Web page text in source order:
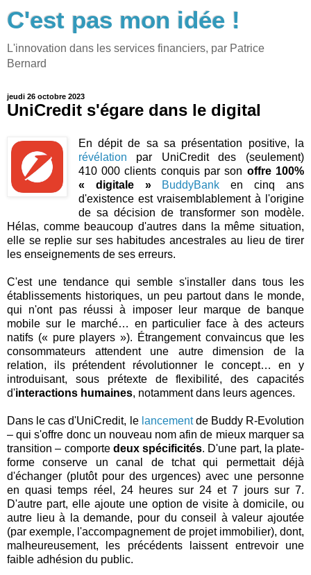
C'est pas mon idée !
L'innovation dans les services financiers, par Patrice
Bernard
jeudi 26 octobre 2023
UniCredit s'égare dans le digital
En dépit de sa sa présentation positive, la
révélation par UniCredit des (seulement)
410 000 clients conquis par son offre 100%
« digitale »
BuddyBank en cinq ans
d'existence est vraisemblablement à l'origine
de sa décision de transformer son modèle.
Hélas, comme beaucoup d'autres dans la même situation,
elle se replie sur ses habitudes ancestrales au lieu de tirer
les enseignements de ses erreurs.
C'est une tendance qui semble s'installer dans tous les
établissements historiques, un peu partout dans le monde,
qui n'ont pas réussi à imposer leur marque de banque
mobile sur le marché… en particulier face à des acteurs
natifs (« pure players »). Étrangement convaincus que les
consommateurs attendent une autre dimension de la
relation, ils prétendent révolutionner le concept… en y
introduisant, sous prétexte de flexibilité, des capacités
d'interactions humaines, notamment dans leurs agences.
Dans le cas d'UniCredit, le lancementde Buddy R-Evolution
– qui s'offre donc un nouveau nom afin de mieux marquer sa
transition – comporte deux spécificités. D'une part, la plate-
forme conserve un canal de tchat qui permettait déjà
d'échanger (plutôt pour des urgences) avec une personne
en quasi temps réel, 24 heures sur 24 et 7 jours sur 7.
D'autre part, elle ajoute une option de visite à domicile, ou
autre lieu à la demande, pour du conseil à valeur ajoutée
(par exemple, l'accompagnement de projet immobilier), dont,
malheureusement, les précédents laissent entrevoir une
faible adhésion du public.